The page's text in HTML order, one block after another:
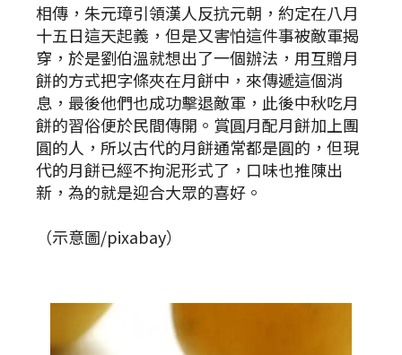
相傳，朱元璋引領漢人反抗元朝，約定在八月
十五日這天起義，但是又害怕這件事被敵軍揭
穿，於是劉伯溫就想出了一個辦法，用互贈月
餅的方式把字條夾在月餅中，來傳遞這個消
息，最後他們也成功擊退敵軍，此後中秋吃月
餅的習俗便於民間傳開。賞圓月配月餅加上團
圓的人，所以古代的月餅通常都是圓的，但現
代的月餅已經不拘泥形式了，口味也推陳出
新，為的就是迎合大眾的喜好。
（示意圖/pixabay）